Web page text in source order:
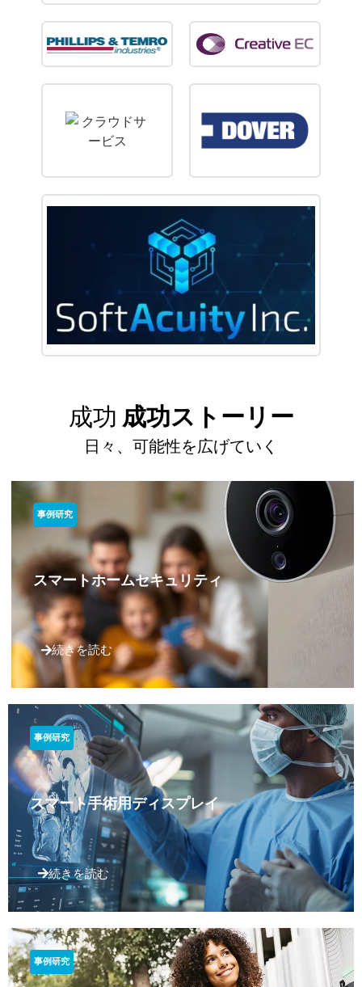
成功 成功ストーリー
日々、可能性を広げていく
事例研究
スマートホームセキュリティ
続きを読む
事例研究
スマート手術用ディスプレイ
続きを読む
事例研究